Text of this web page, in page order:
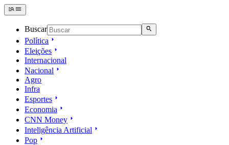
Buscar
Política
Eleições
Internacional
Nacional
Agro
Infra
Esportes
Economia
CNN Money
Inteligência Artificial
Pop